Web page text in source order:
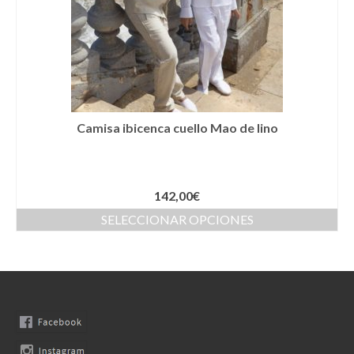
Llaveros
Pamelas
Pañuelos
Peinetas
Puños
Tocados
Camisa ibicenca cuello Mao de lino
142,00€
SELECCIONAR OPCIONES